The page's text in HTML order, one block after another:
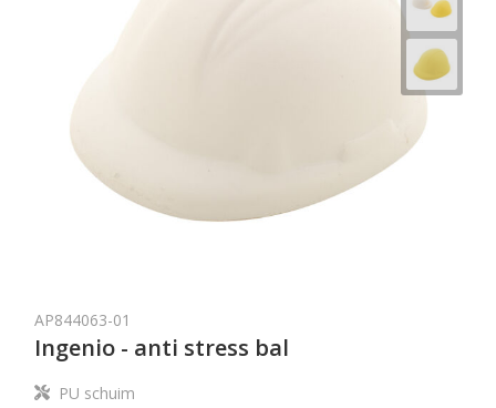
AP844063-01
Ingenio - anti stress bal
PU schuim